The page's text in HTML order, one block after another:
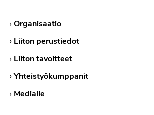
›Organisaatio
› Liiton perustiedot
› Liiton tavoitteet
›Yhteistyökumppanit
› Medialle